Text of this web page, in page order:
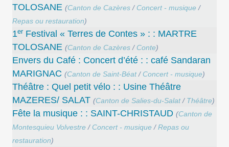
TOLOSANE (Canton de Cazères/ Concert - musique/
Repas ou restauration)
1erFestival « Terres de Contes » : : MARTRE
TOLOSANE (Canton de Cazères/ Conte)
Envers du Café : Concert d’été : : café Sandaran
MARIGNAC (Canton de Saint-Béat/ Concert - musique)
Théâtre : Quel petit vélo : : Usine Théâtre
MAZERES/ SALAT (Canton de Salies-du-Salat/ Théâtre)
Fête la musique : : SAINT-CHRISTAUD (Canton de
Montesquieu Volvestre/ Concert - musique/Repas ou
restauration)